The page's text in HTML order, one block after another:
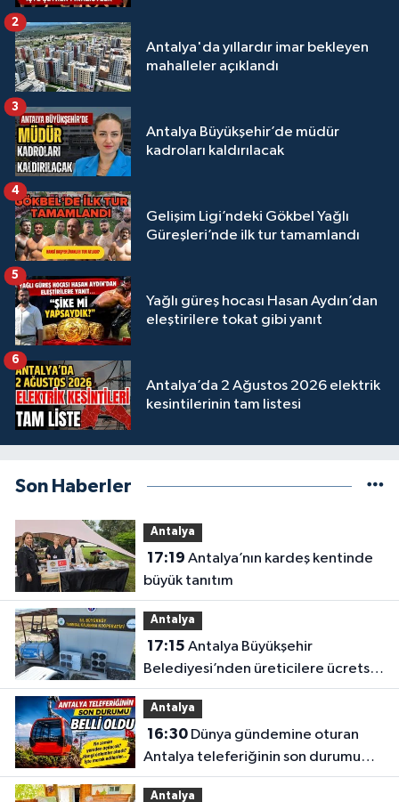
Antalya'da yıllardır imar bekleyen
mahalleler açıklandı
2
Antalya Büyükşehir’de müdür
kadroları kaldırılacak
3
Gelişim Ligi’ndeki Gökbel Yağlı
Güreşleri’nde ilk tur tamamlandı
4
Yağlı güreş hocası Hasan Aydın’dan
eleştirilere tokat gibi yanıt
5
Antalya’da 2 Ağustos 2026 elektrik
kesintilerinin tam listesi
6
Son Haberler
Antalya
17:19
büyük tanıtım
Antalya
17:15
Belediyesi’nden üreticilere ücretsiz
destek
Antalya
16:30Dünya gündemine oturan
Antalya teleferiğinin son durumu
belli oldu
Antalya